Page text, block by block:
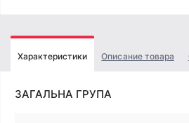
Характеристики Описание товара
ЗАГАЛЬНА ГРУПА